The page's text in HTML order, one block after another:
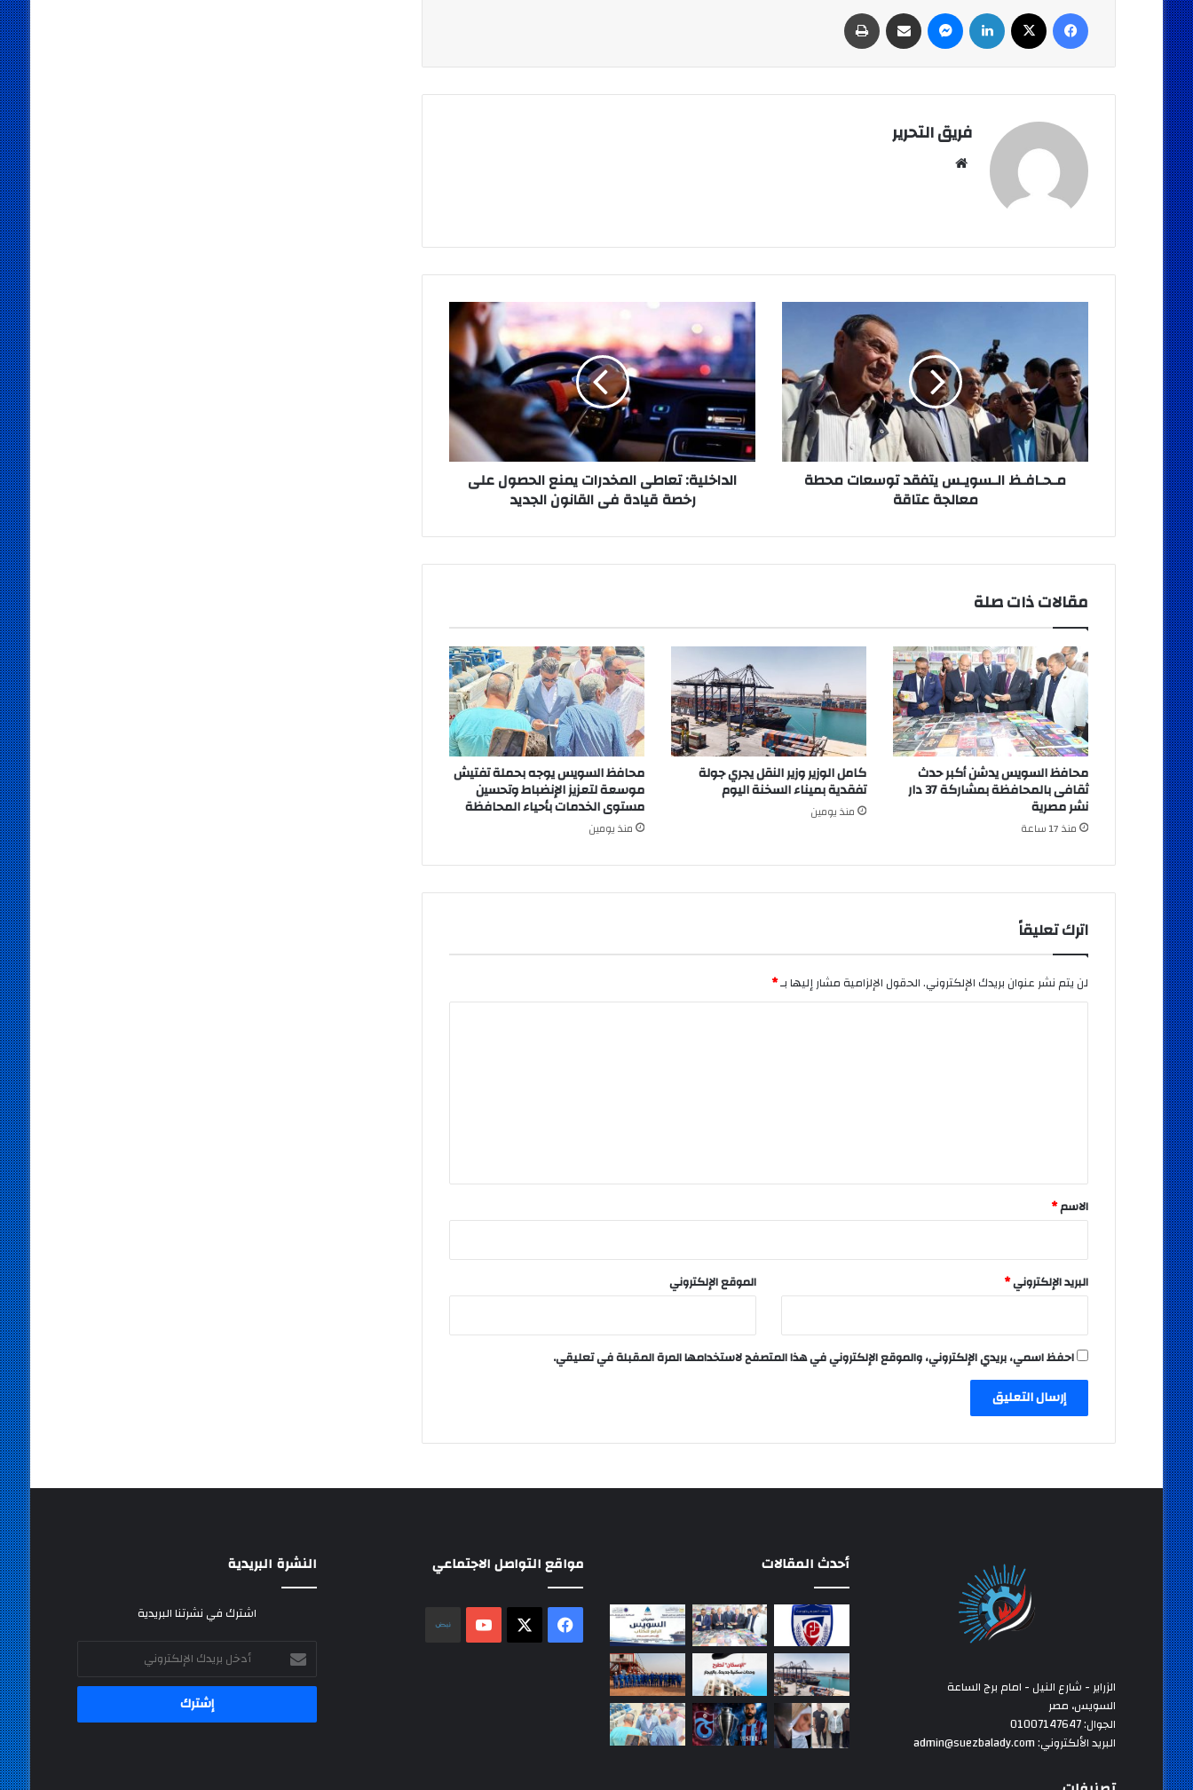
فيسبوك لينكدإن ماسنجر مشاركة عبر البريد
فريق التحرير
توسعات
محطة
معالجة
عتاقة
مـحـافـظ الـسويـس يتفقد توسعات محطة
معالجة عتاقة
الداخلية:
تعاطى
المخدرات
يمنع
الحصول
على
رخصة
قيادة
فى
القانون
الداخلية: تعاطى المخدرات يمنع الحصول على
رخصة قيادة فى القانون الجديد
مقالات ذات صلة
محافظ السويس يدشن أكبر حدث
ثقافى بالمحافظة بمشاركة 37 دار
نشر مصرية
منذ 17 ساعة
كامل الوزير وزير النقل يجري جولة
تفقدية بميناء السخنة اليوم
منذ يومين
محافظ السويس يوجه بحملة تفتيش
موسعة لتعزيز الإنضباط وتحسين
مستوى الخدمات بأحياء المحافظة
منذ يومين
اترك تعليقاً
لن يتم نشر عنوان بريدك الإلكتروني.الحقول الإلزامية مشار إليها بـ*
*
الاسم*
البريد الإلكتروني* الموقع الإلكتروني
احفظ اسمي، بريدي الإلكتروني، والموقع الإلكتروني في هذا المتصفح لاستخدامها المرة المقبلة في تعليقي.
الزراير - شارع النيل - امام برج الساعة
السويس، مصر
الجوال: 01007147647
البريد الألكتروني: admin@suezbalady.com
أحدث المقالات مواقع التواصل الاجتماعي
فيسبوك
‫X
‫YouTube
النشرة البريدية
اشترك في نشرتنا البريدية
أدخل
بريدك
الإلكتروني